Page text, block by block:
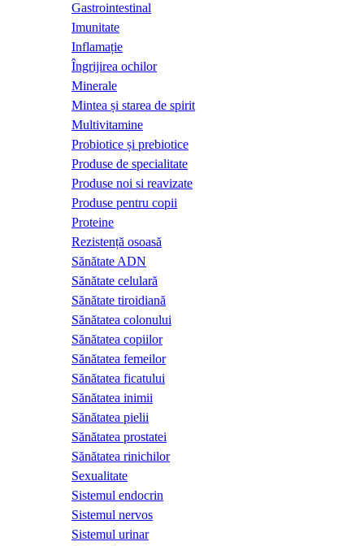
Gastrointestinal
Imunitate
Inflamație
Îngrijirea ochilor
Minerale
Mintea și starea de spirit
Multivitamine
Probiotice și prebiotice
Produse de specialitate
Produse noi si reavizate
Produse pentru copii
Proteine
Rezistență osoasă
Sănătate ADN
Sănătate celulară
Sănătate tiroidiană
Sănătatea colonului
Sănătatea copiilor
Sănătatea femeilor
Sănătatea ficatului
Sănătatea inimii
Sănătatea pielii
Sănătatea prostatei
Sănătatea rinichilor
Sexualitate
Sistemul endocrin
Sistemul nervos
Sistemul urinar